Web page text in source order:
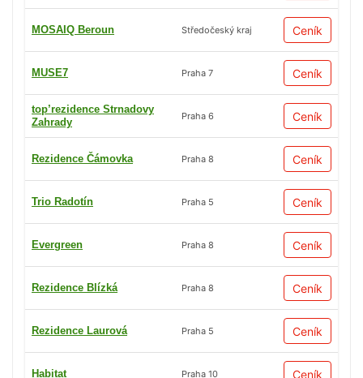
MOSAIQ Beroun Středočeský kraj Ceník
MUSE7 Praha 7 Ceník
top’rezidence Strnadovy
Zahrady
Praha 6 Ceník
Rezidence Čámovka Praha 8 Ceník
Trio Radotín Praha 5 Ceník
Evergreen Praha 8 Ceník
Rezidence Blízká Praha 8 Ceník
Rezidence Laurová Praha 5 Ceník
Habitat Praha 10 Ceník